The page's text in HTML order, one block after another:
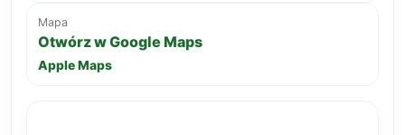
Mapa
Otwórz w Google Maps
Apple Maps